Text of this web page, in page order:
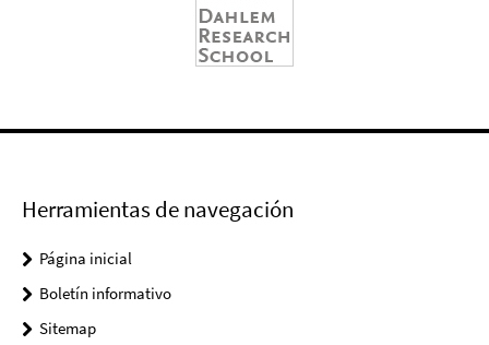
Herramientas de navegación
Página inicial
Boletín informativo
Sitemap